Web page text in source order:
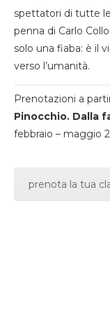
spettatori di tutte
penna di Carlo
solo una fiaba: è il
verso l’umanità.
Prenotazioni a
Pinocchio. Dalla
febbraio – maggio
prenota la tua